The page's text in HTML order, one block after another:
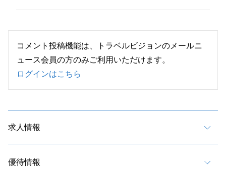
コメント投稿機能は、トラベルビジョンのメールニ
ュース会員の方のみご利用いただけます。
ログインはこちら
求人情報
優待情報